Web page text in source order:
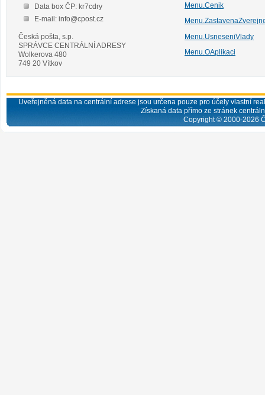
Data box ČP: kr7cdry
E-mail: info@cpost.cz
Česká pošta, s.p.
SPRÁVCE CENTRÁLNÍ ADRESY
Wolkerova 480
749 20 Vítkov
Menu.Cenik
Menu.UsneseniVlady
Menu.OAplikaci
Uveřejněná data na centrální adrese jsou určena pouze pro účely vlastní
Získaná data přímo ze stránek
Copyright © 2000-2026